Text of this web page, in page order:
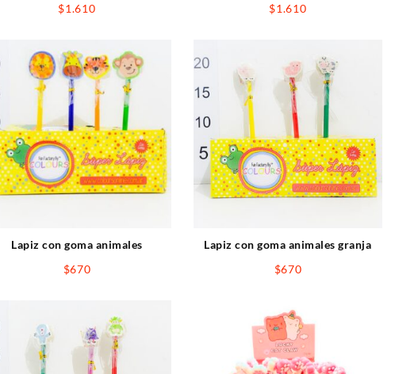
$1.610 $1.610
Lapiz con goma animales
$670
Lapiz con goma animales granja
$670